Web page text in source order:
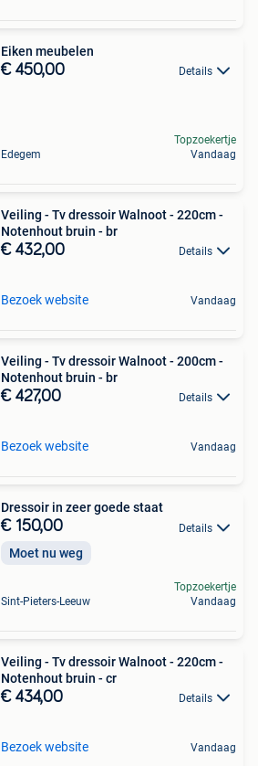
Eiken meubelen
€ 450,00 Details
Edegem
Topzoekertje
Vandaag
Veiling - Tv dressoir Walnoot - 220cm -
Notenhout bruin - br
€ 432,00 Details
Bezoek website Vandaag
Veiling - Tv dressoir Walnoot - 200cm -
Notenhout bruin - br
€ 427,00 Details
Bezoek website Vandaag
Dressoir in zeer goede staat
€ 150,00 Details
Moet nu weg
Sint-Pieters-Leeuw
Topzoekertje
Vandaag
Veiling - Tv dressoir Walnoot - 220cm -
Notenhout bruin - cr
€ 434,00 Details
Bezoek website Vandaag